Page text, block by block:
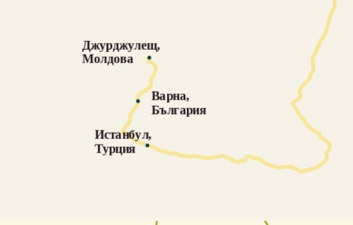
Джурджулещ,
Молдова
Варна,
България
Истанбул,
Турция